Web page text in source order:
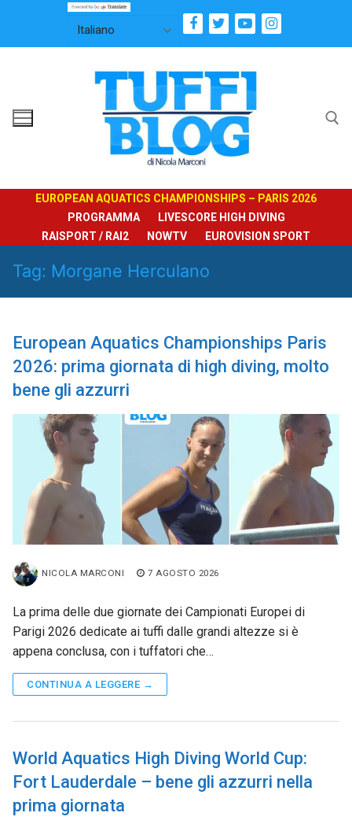
contenuto
EUROPEAN AQUATICS CHAMPIONSHIPS – PARIS 2026
PROGRAMMA
LIVESCORE HIGH DIVING
RAISPORT / RAI2
NOWTV EUROVISION SPORT
Tag: Morgane Herculano
European Aquatics Championships Paris
2026: prima giornata di high diving, molto
bene gli azzurri
NICOLA MARCONI 7 AGOSTO 2026
La prima delle due giornate dei Campionati Europei di
Parigi 2026 dedicate ai tuffi dalle grandi altezze si è
appena conclusa, con i tuffatori che…
CONTINUA A LEGGERE →
World Aquatics High Diving World Cup:
Fort Lauderdale – bene gli azzurri nella
prima giornata